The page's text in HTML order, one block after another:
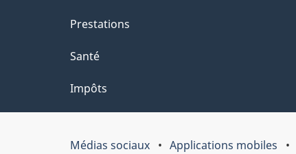
p
a
g
e
Prestations
Santé
Impôts
Organisation
Médias sociaux Applications mobiles